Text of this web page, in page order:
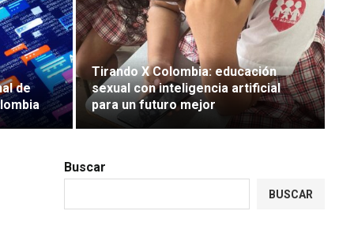
de
Tirando X Colombia: educación
sexual con inteligencia artificial
para un futuro mejor
Buscar
BUSCAR